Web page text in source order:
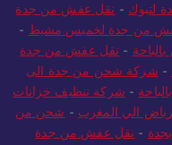
لتبوك - نقل عفش من جدة
من جدة لخميس مشيط -
- نقل عفش من جدة
- شركة شحن من جدة الى
- شركة تنظيف خزانات
الي المغرب - شحن من
- نقل عفش من جدة